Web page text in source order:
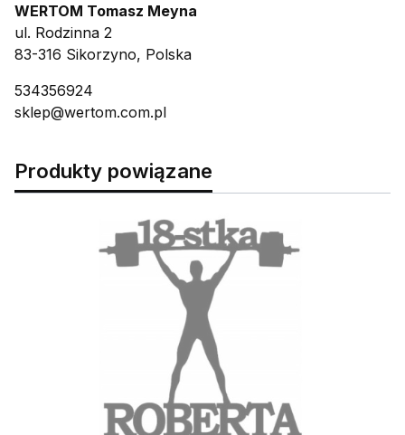
WERTOM Tomasz Meyna
ul. Rodzinna 2
83-316 Sikorzyno, Polska
534356924
sklep@wertom.com.pl
Produkty powiązane